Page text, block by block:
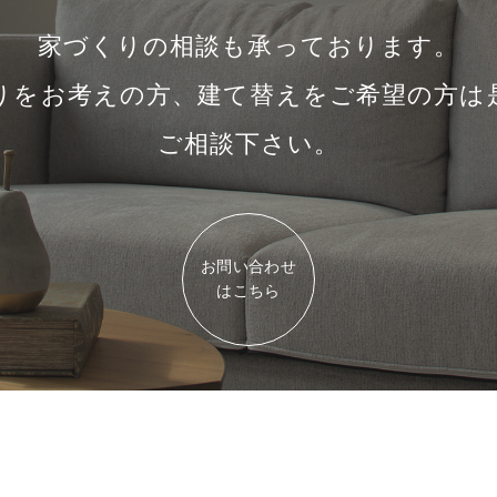
家づくりの相談も承っております。
をお考えの方、建て替えをご希望の方は
ご相談下さい。
お問い合わせ
はこちら